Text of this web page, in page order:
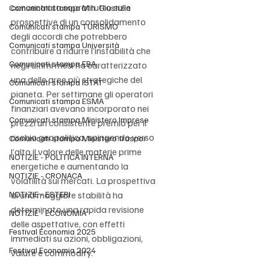
Comunicati stampa Min. Giustizia
Comunicati stampa TURISMO
Comunicati stampa Università
Comunicati stampa EBA
Comunicati stampa ISTAT
Comunicati stampa ESMA
Comunicati stampa Ministero Imprese
Comunicati stampa Ministero traspor
NOTIZIE - POLITICA INTERNA
NOTIZIE - CRONACA
NOTIZIE - ESTERI
NOTIZIE - ECONOMIA
Festival Economia 2025
Festival Economia 2024
concentrata soprattutto sulle
prospettive di un consolidamento
degli accordi che potrebbero
contribuire a ridurre l’instabilità che
negli ultimi mesi ha caratterizzato
una delle aree più strategiche del
pianeta. Per settimane gli operatori
finanziari avevano incorporato nei
prezzi un consistente premio per il
rischio geopolitico, spingendo verso
l’alto il valore delle materie prime
energetiche e aumentando la
volatilità sui mercati. La prospettiva
di una maggiore stabilità ha
determinato una rapida revisione
delle aspettative, con effetti
immediati su azioni, obbligazioni,
valute e commodity.